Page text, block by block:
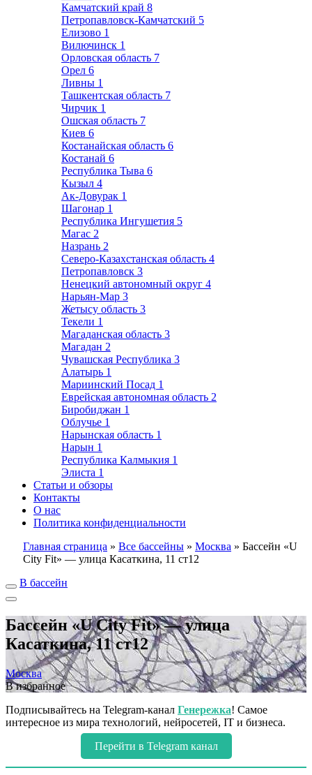
Камчатский край 8
Петропавловск-Камчатский 5
Елизово 1
Вилючинск 1
Орловская область 7
Орел 6
Ливны 1
Ташкентская область 7
Чирчик 1
Ошская область 7
Киев 6
Костанайская область 6
Костанай 6
Республика Тыва 6
Кызыл 4
Ак-Довурак 1
Шагонар 1
Республика Ингушетия 5
Магас 2
Назрань 2
Северо-Казахстанская область 4
Петропавловск 3
Ненецкий автономный округ 4
Нарьян-Мар 3
Жетысу область 3
Текели 1
Магаданская область 3
Магадан 2
Чувашская Республика 3
Алатырь 1
Мариинский Посад 1
Еврейская автономная область 2
Биробиджан 1
Облучье 1
Нарынская область 1
Нарын 1
Республика Калмыкия 1
Элиста 1
Статьи и обзоры
Контакты
О нас
Политика конфиденциальности
Главная страница » Все бассейны » Москва » Бассейн «U
City Fit» — улица Касаткина, 11 ст12
В бассейн
Бассейн «U City Fit» — улица
Касаткина, 11 ст12
Москва
В избранное
Подписывайтесь на Telegram-канал Генережка! Самое
интересное из мира технологий, нейросетей, IT и бизнеса.
Перейти в Telegram канал